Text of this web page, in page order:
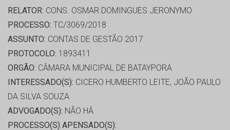
RELATOR: CONS. OSMAR DOMINGUES JERONYMO
PROCESSO: TC/3069/2018
ASSUNTO: CONTAS DE GESTÃO 2017
PROTOCOLO: 1893411
ORGÃO: CÂMARA MUNICIPAL DE BATAYPORA
INTERESSADO(S): CICERO HUMBERTO LEITE, JOÃO PAULO
DA SILVA SOUZA
ADVOGADO(S): NÃO HÁ
PROCESSO(S) APENSADO(S):